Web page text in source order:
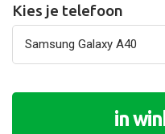
Kies je telefoon
in